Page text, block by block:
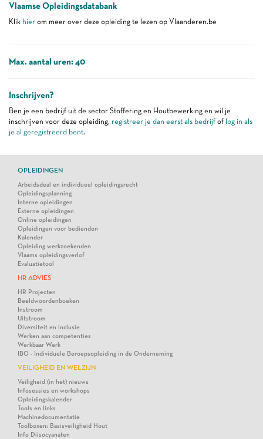
Vlaamse Opleidingsdatabank
Klik hier om meer over deze opleiding te lezen op Vlaanderen.be
Max. aantal uren: 40
Inschrijven?
Ben je een bedrijf uit de sector Stoffering en Houtbewerking en wil je
inschrijven voor deze opleiding, registreer je dan eerst als bedrijf of log in als
je al geregistreerd bent.
OPLEIDINGEN
Arbeidsdeal en individueel opleidingsrecht
Opleidingsplanning
Interne opleidingen
Externe opleidingen
Online opleidingen
Opleidingen voor bedienden
Kalender
Opleiding werkzoekenden
Vlaams opleidingsverlof
Evaluatietool
HR ADVIES
HR Projecten
Beeldwoordenboeken
Instroom
Uitstroom
Diversiteit en inclusie
Werken aan competenties
Werkbaar Werk
IBO - Individuele Beroepsopleiding in de Onderneming
VEILIGHEID EN WELZIJN
Veiligheid (in het) nieuws
Infosessies en workshops
Opleidingskalender
Tools en links
Machinedocumentatie
Toolboxen: Basisveiligheid Hout
Info Diisocyanaten